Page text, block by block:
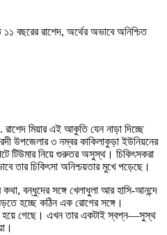
মিয়ার এই আকুতি যেন নাড়া দিচ্ছে
উপজেলার ৩ নম্বর কাকিলাকুড়া ইউনিয়নের
টিউমার নিয়ে গুরুতর অসুস্থ। চিকিৎসকরা
তার চিকিৎসা অনিশ্চয়তার মুখে পড়েছে।
বন্ধুদের সঙ্গে খেলাধুলা আর হাসি-আনন্দে
হচ্ছে কঠিন এক রোগের সঙ্গে।
হয়ে গেছে। এখন তার একটাই স্বপ্ন—সুস্থ